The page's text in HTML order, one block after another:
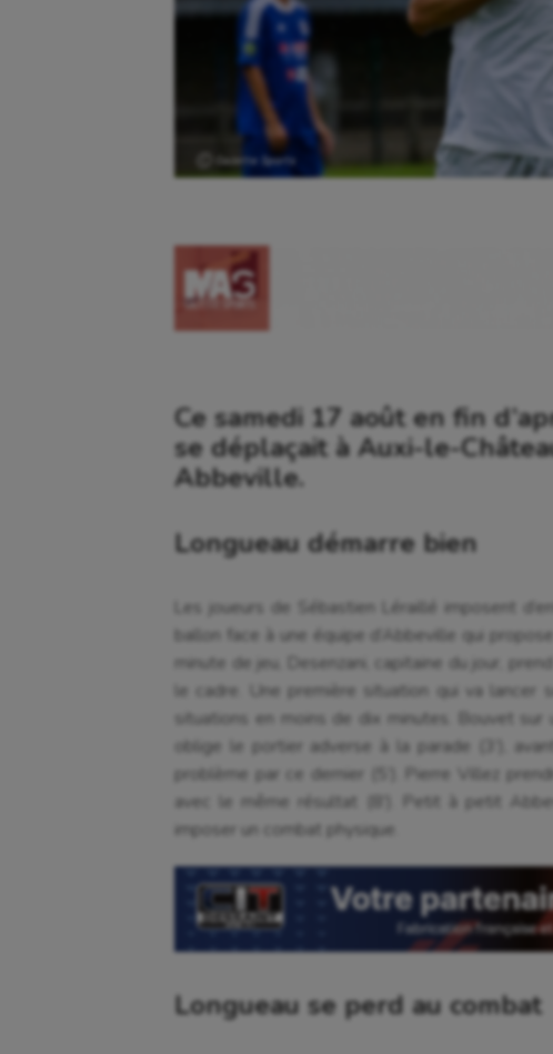
Ⓒ Gazette Sports
Ce samedi 17 août en fin
se déplaçait à Auxi-le-
Abbeville.
Longueau démarre bien
Les joueurs de Sébastien Léraillé imposent
ballon face à une équipe d’Abbeville qui
minute de jeu, Desenzani, capitaine du jour,
le cadre. Une première situation qui va
situations en moins de dix minutes. Bouvet
oblige le portier adverse à la parade (3’),
problème par ce dernier (5’). Pierre Villez
avec le même résultat (8’). Petit à petit
imposer un combat physique.
Longueau se perd au combat